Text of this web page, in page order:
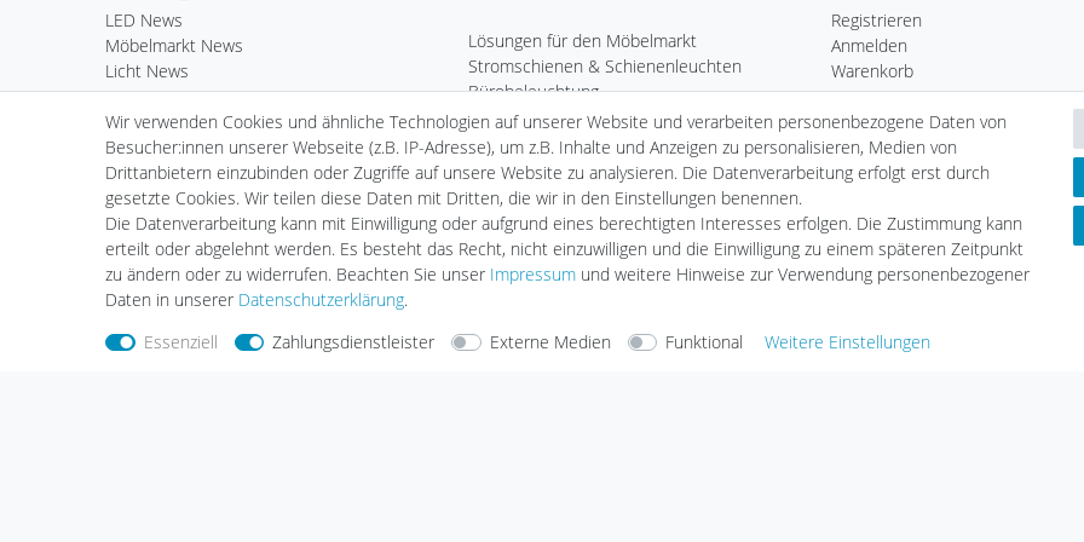
LED News
Möbelmarkt News
Licht News
LED Komponenten
Kardan Ein- & Aufbauleuchten
Wand- & Deckeneinbauleuchten
Standard Einbauleuchten
Standard Aufbauleuchten
Serie Webspace
Scheinwerfer & Messebeleuchtung
Hallenleuchten
Lösungen für den Möbelmarkt
Stromschienen & Schienenleuchten
Bürobeleuchtung
Deko & Heim
Außenleuchten
Standard Leuchtmittel
LED Leuchtmittel
Fortimo LED
Vorschaltgeräte
Zubehör
Registrieren
Anmelden
Warenkorb
Kasse
Wunschliste
Informationen
Zahlungsarten
Versandarten & -kosten
Umwelt & Entsorgung
Nehmen SieKontaktmit uns auf Zahlungsarten Versandarten
Wir verwenden Cookies und ähnliche Technologien auf unserer Website und verarbeiten personenbezogene Daten von
Besucher:innen unserer Webseite (z.B. IP-Adresse), um z.B. Inhalte und Anzeigen zu personalisieren, Medien von
Drittanbietern einzubinden oder Zugriffe auf unsere Website zu analysieren. Die Datenverarbeitung erfolgt erst durch
gesetzte Cookies. Wir teilen diese Daten mit Dritten, die wir in den Einstellungen benennen.
Die Datenverarbeitung kann mit Einwilligung oder aufgrund eines berechtigten Interesses erfolgen. Die Zustimmung kann
erteilt oder abgelehnt werden. Es besteht das Recht, nicht einzuwilligen und die Einwilligung zu einem späteren Zeitpunkt
zu ändern oder zu widerrufen. Beachten Sie unser Impressum und weitere Hinweise zur Verwendung personenbezogener
Daten in unserer Daten­schutz­erklärung.
Essenziell
Zahlungsdienstleister Externe Medien Funktional Weitere Einstellungen